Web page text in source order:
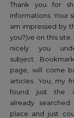
Thank you for
informations. Your
am impressed by
you?¦ve on this
nicely you
subject.
page, will come
articles. You, my
found just the
already
place and just